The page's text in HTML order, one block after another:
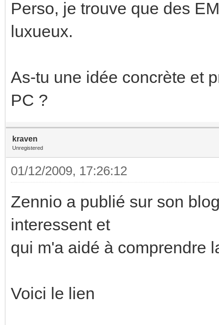
Perso, je trouve que des
luxueux.
As-tu une idée concrète et
PC ?
kraven
Unregistered
01/12/2009, 17:26:12
Zennio a publié sur son
interessent et
qui m'a aidé à comprendre
Voici le lien